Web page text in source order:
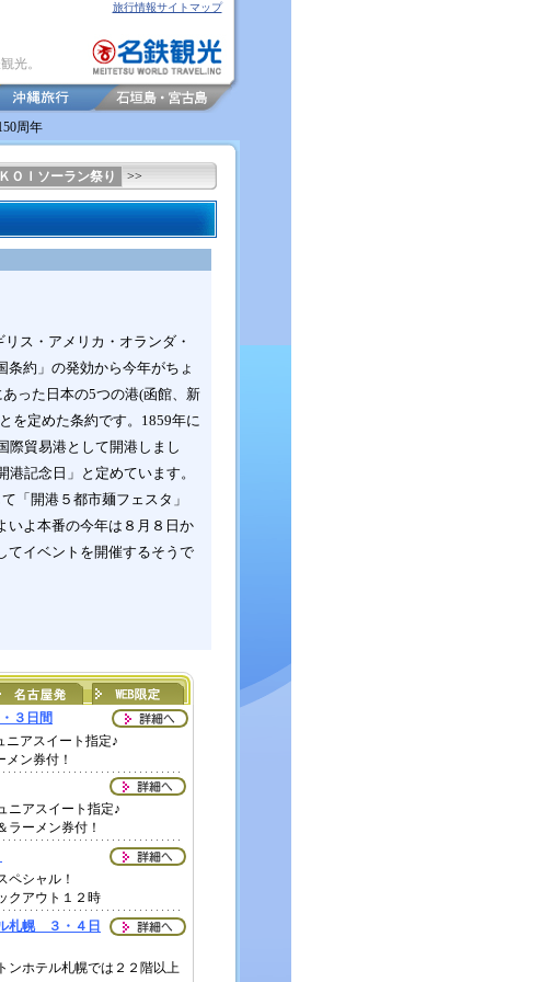
旅行情報サイトマップ
光。
周年
ＯＩソーラン祭り >>
リス ・アメリカ・オランダ・
条約」の発効から今年がちょ
った日本の5つの港(函館、新
を定めた条約です。1859年に
際貿易港として開港しまし
記念日」と定めています。
「開港５都市麺フェスタ」
いよ本番の今年は８月８日か
てイベントを開催するそうで